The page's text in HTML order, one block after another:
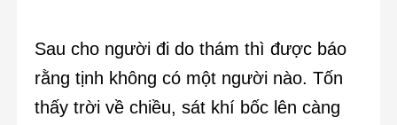
Sau cho người đi do thám thì được báo
rằng tịnh không có một người nào. Tốn
thấy trời về chiều, sát khí bốc lên càng